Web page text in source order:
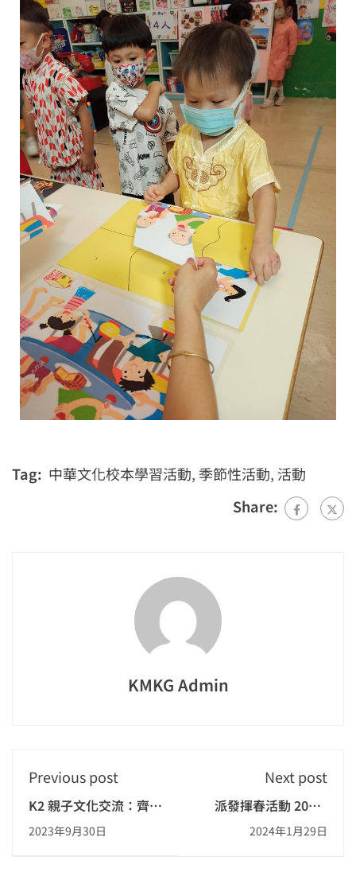
Tag: 中華文化校本學習活動, 季節性活動, 活動
Share:
KMKG Admin
Previous post
K2 親子文化交流：齊來
製作平安包
2023年9月30日
Next post
派發揮春活動 2023-
2024
2024年1月29日